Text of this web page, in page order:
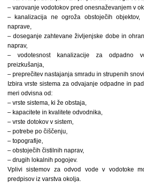
– varovanje vodotokov pred onesnaževanjem v
– kanalizacija ne ogroža obstoječih
naprave,
– doseganje zahtevane življenjske dobe in
naprav,
– vodotesnost kanalizacije za odpadno
preizkušanja,
– preprečitev nastajanja smradu in strupenih snovi.
Izbira vrste sistema za odvajanje odpadne in
meri odvisna od:
– vrste sistema, ki že obstaja,
– kapacitete in kvalitete odvodnika,
– vrste dotokov v sistem,
– potrebe po čiščenju,
– topografije,
– obstoječih čistilnih naprav,
– drugih lokalnih pogojev.
Vplivi sistemov za odvod vode v vodotoke
predpisov iz varstva okolja.